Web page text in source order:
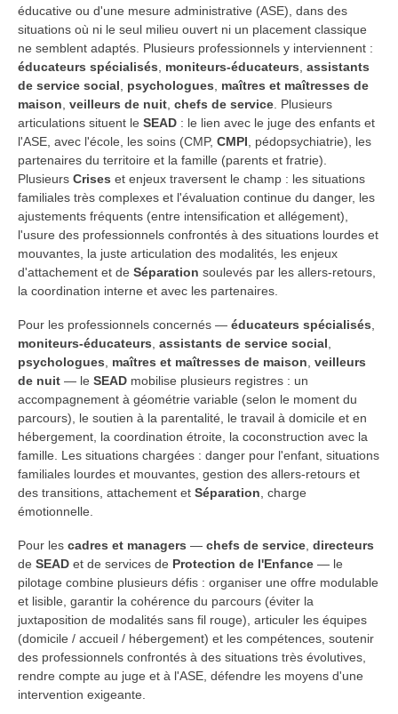
éducative ou d'une mesure administrative (ASE), dans des
situations où ni le seul milieu ouvert ni un placement classique
ne semblent adaptés. Plusieurs professionnels y interviennent :
éducateurs spécialisés
moniteurs-éducateurs assistants
de service social
psychologues
maîtres et maîtresses de
maison veilleurs de nuit chefs de service . Plusieurs
articulations situent le SEAD : le lien avec le juge des enfants et
l'ASE, avec l'école, les soins (CMP, CMPI , pédopsychiatrie), les
partenaires du territoire et la famille (parents et fratrie).
Plusieurs Crises et enjeux traversent le champ : les situations
familiales très complexes et l'évaluation continue du danger, les
ajustements fréquents (entre intensification et allégement),
l'usure des professionnels confrontés à des situations lourdes et
mouvantes, la juste articulation des modalités, les enjeux
d'attachement et de Séparation soulevés par les allers-retours,
la coordination interne et avec les partenaires.
Pour les professionnels concernés — éducateurs spécialisés
moniteurs-éducateurs assistants de service social
psychologues
maîtres et maîtresses de maison veilleurs
de nuit — le SEAD mobilise plusieurs registres : un
accompagnement à géométrie variable (selon le moment du
parcours), le soutien à la parentalité, le travail à domicile et en
hébergement, la coordination étroite, la coconstruction avec la
famille. Les situations chargées : danger pour l'enfant, situations
familiales lourdes et mouvantes, gestion des allers-retours et
des transitions, attachement et Séparation , charge
émotionnelle.
Pour les cadres et managers — chefs de service directeurs
de SEAD et de services de Protection de l'Enfance — le
pilotage combine plusieurs défis : organiser une offre modulable
et lisible, garantir la cohérence du parcours (éviter la
juxtaposition de modalités sans fil rouge), articuler les équipes
(domicile / accueil / hébergement) et les compétences, soutenir
des professionnels confrontés à des situations très évolutives,
rendre compte au juge et à l'ASE, défendre les moyens d'une
intervention exigeante.